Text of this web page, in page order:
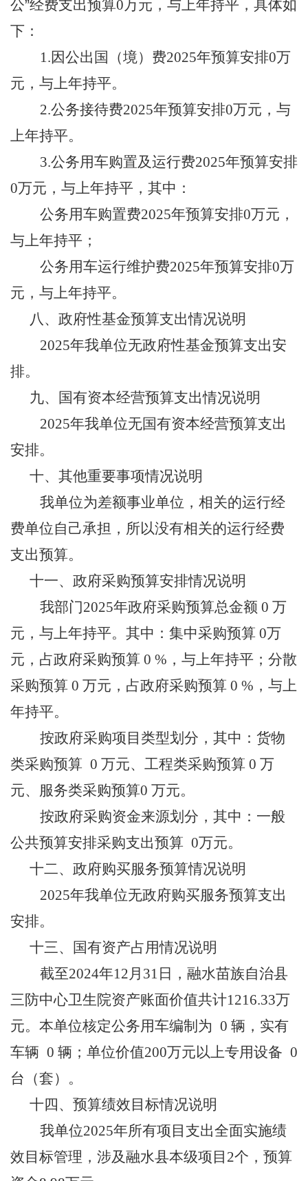
公”经费支出预算0万元， 与上年持平，具体如
下：
1.因公出国（境）费2025年预算安排0万
元， 与上年持平。
2.公务接待费2025年预算安排0万元， 与
上年持平。
3.公务用车购置及运行费2025年预算安排
0万元， 与上年持平，其中：
公务用车购置费2025年预算安排0万元，
与上年持平；
公务用车运行维护费2025年预算安排0万
元， 与上年持平。
八、 政府性基金预算支出情况说明
2025年我单位无政府性基金预算支出安
排。
九、
国有资本经营预算支出情况说明
2025年我单位无国有资本经营预算支出
安排。
十、 其他重要事项情况说明
我单位为差额事业单位，相关的运行经
费单位自己承担，所以没有相关的运行经费
支出预算。
十一、 政府采购预算安排情况说明
我部门2025年政府采购预算总金额 0 万
元，与上年持平。其中：集中采购预算 0万
元，占政府采购预算 0 %，与上年持平；分散
采购预算 0 万元，占政府采购预算 0 %，与上
年持平。
按政府采购项目类型划分，其中：货物
类采购预算 0 万元、工程类采购预算 0 万
元、服务类采购预算0 万元。
按政府采购资金来源划分，其中：一般
公共预算安排采购支出预算 0万元。
十二、 政府购买服务预算情况说明
2025年我单位无政府购买服务预算支出
安排。
十三、
国有资产占用情况说明
截至2024年12月31日， 融水苗族自治县
三防中心卫生院资产账面价值共计1216.33万
元。本单位核定公务用车编制为 0 辆，实有
车辆 0 辆；单位价值200万元以上专用设备 0
台（套）。
十四、 预算绩效目标情况说明
我单位2025年所有项目支出全面实施绩
效目标管理，涉及融水县本级项目2个，预算